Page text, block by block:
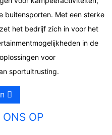
buitensporten. Met een sterke
het bedrijf zich in voor het
in de
voor
sportuitrusting.
OP